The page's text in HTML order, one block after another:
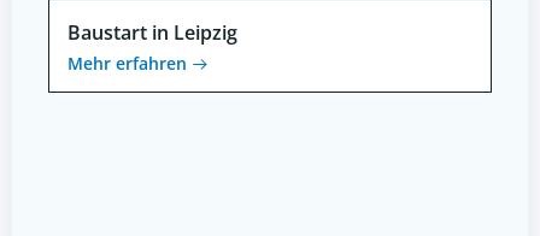
Baustart in Leipzig
Mehr erfahren